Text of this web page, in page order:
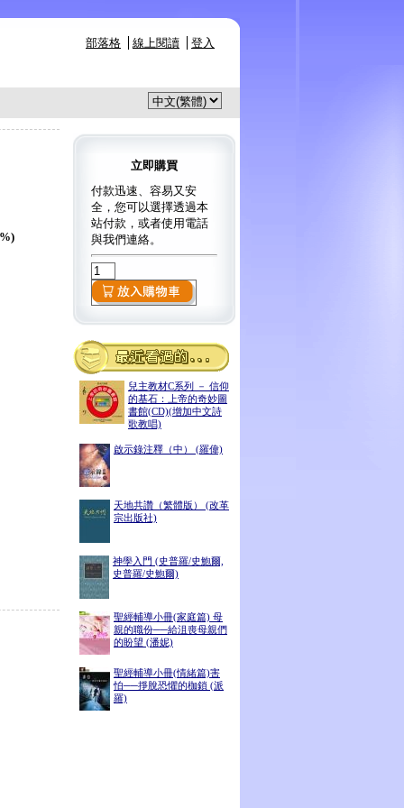
部落格 線上閱讀 登入
立即購買
付款迅速、容易又安
全，您可以選擇透過本
站付款，或者使用電話
與我們連絡。
兒主教材C系列 － 信仰
的基石：上帝的奇妙圖
書館(CD)(增加中文詩
歌教唱)
啟示錄注釋（中） (羅偉)
天地共讚（繁體版） (改革
宗出版社)
神學入門 (史普羅/史鮑爾,
史普羅/史鮑爾)
聖經輔導小冊(家庭篇) 母
親的職份──給沮喪母親們
的盼望 (潘妮)
聖經輔導小冊(情緒篇)害
怕──掙脫恐懼的枷鎖 (派
羅)